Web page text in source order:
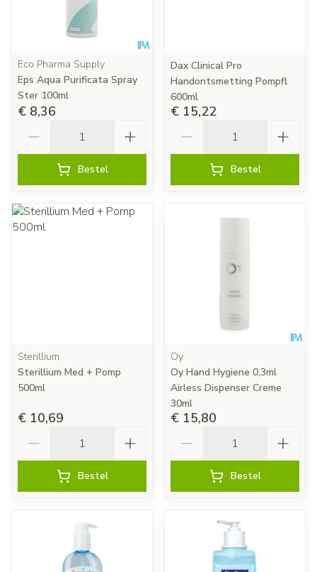
Eco Pharma Supply
Eps Aqua Purificata Spray
Ster 100ml
€ 8,36
Bestel
Dax Clinical Pro
Handontsmetting Pompfl
600ml
€ 15,22
Bestel
Sterillium
Sterillium Med + Pomp
500ml
€ 10,69
Bestel
Oy
Oy Hand Hygiene 0,3ml
Airless Dispenser Creme
30ml
€ 15,80
Bestel